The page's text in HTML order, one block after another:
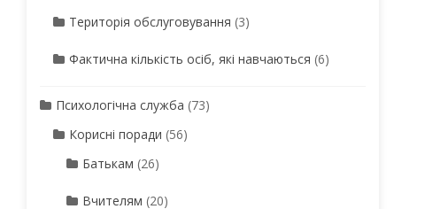
Територія обслуговування (3)
Фактична кількість осіб, які навчаються (6)
Психологічна служба (73)
Корисні поради (56)
Батькам (26)
Вчителям (20)